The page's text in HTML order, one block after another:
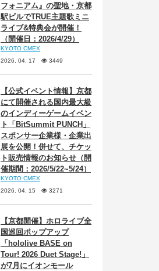
フォニアム』の聖地・京都
駅ビルでTRUE主題歌ミニ
ライブ&特典会が開催！
（開催日：2026/4/29）
KYOTO CMEX
2026. 04. 17
3449
【公式イベント情報】京都
にて開催される国内最大級
のインディーゲームイベン
ト「BitSummit PUNCH」
スポンサー企業様・企業出
展を公開！併せて、チケッ
ト販売情報のお知らせ（開
催期間：2026/5/22~5/24）
KYOTO CMEX
2026. 04. 15
3271
【京都開催】ホロライブ全
国巡回ポップアップ
「hololive BASE on
Tour! 2026 Duet Stage!」
が7月にイオンモール